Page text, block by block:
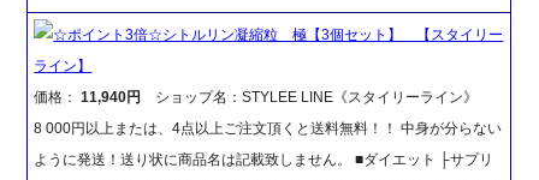
☆ポイント3倍☆シトルリン凝縮粒 極【3個セット】 【スタイリー
ライン】
価格：11,940円
ショップ名：STYLEE LINE《スタイリーライン》
8 000円以上または、4点以上ご注文頂くと送料無料！！ 中身が分らない
ように発送！送り状に商品名は記載致しません。 ■ダイエット ├サプリ